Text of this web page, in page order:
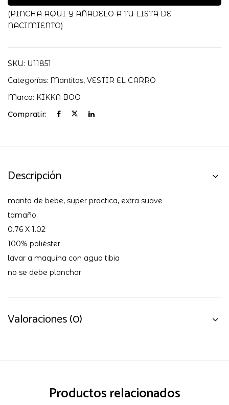
(PINCHA AQUI Y AÑADELO A TU LISTA DE
NACIMIENTO)
SKU: U11851
Categorías: Mantitas, VESTIR EL CARRO
Marca: KIKKA BOO
Compratir:
Descripción
manta de bebe, super practica, extra suave
tamaño:
0.76 X 1.02
100% poliéster
lavar a maquina con agua tibia
no se debe planchar
Valoraciones (0)
Productos relacionados